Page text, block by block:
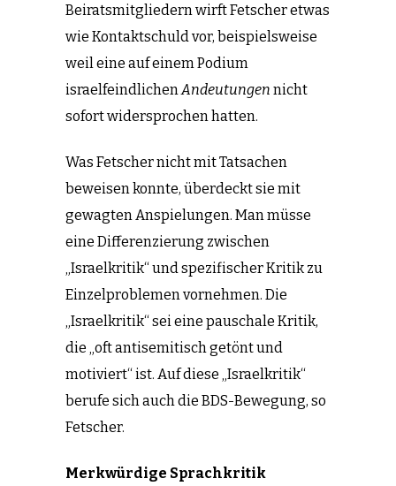
Beiratsmitgliedern wirft Fetscher etwas
wie Kontaktschuld vor, beispielsweise
weil eine auf einem Podium
israelfeindlichen Andeutungen nicht
sofort widersprochen hatten.
Was Fetscher nicht mit Tatsachen
beweisen konnte, überdeckt sie mit
gewagten Anspielungen. Man müsse
eine Differenzierung zwischen
„Israelkritik“ und spezifischer Kritik zu
Einzelproblemen vornehmen. Die
„Israelkritik“ sei eine pauschale Kritik,
die „oft antisemitisch getönt und
motiviert“ ist. Auf diese „Israelkritik“
berufe sich auch die BDS-Bewegung, so
Fetscher.
Merkwürdige Sprachkritik